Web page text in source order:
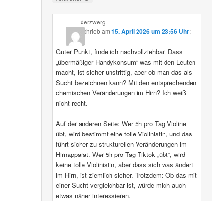
derzwerg
schriebam 15. April 2026 um 23:56 Uhr:
Guter Punkt, finde ich nachvollziehbar. Dass
„übermäßiger Handykonsum“ was mit den Leuten
macht, ist sicher unstrittig, aber ob man das als
Sucht bezeichnen kann? Mit den entsprechenden
chemischen Veränderungen im Hirn? Ich weiß
nicht recht.
Auf der anderen Seite: Wer 5h pro Tag Violine
übt, wird bestimmt eine tolle Violinistin, und das
führt sicher zu strukturellen Veränderungen im
Hirnapparat. Wer 5h pro Tag Tiktok „übt“, wird
keine tolle Violinistin, aber dass sich was ändert
im Hirn, ist ziemlich sicher. Trotzdem: Ob das mit
einer Sucht vergleichbar ist, würde mich auch
etwas näher interessieren.